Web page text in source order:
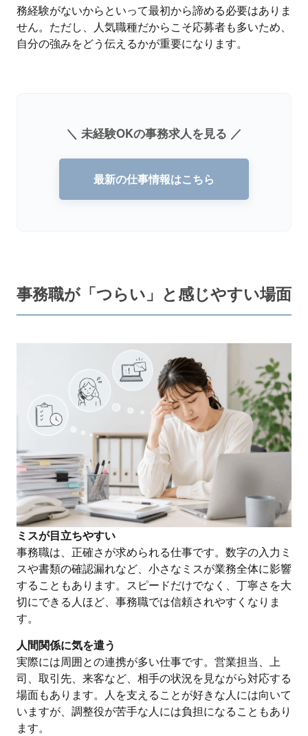
務経験がないからといって最初から諦める必要はありま
せん。ただし、人気職種だからこそ応募者も多いため、
自分の強みをどう伝えるかが重要になります。
＼ 未経験OKの事務求人を見る ／
最新の仕事情報はこちら
事務職が「つらい」と感じやすい場面
ミスが目立ちやすい
事務職は、正確さが求められる仕事です。数字の入力ミ
スや書類の確認漏れなど、小さなミスが業務全体に影響
することもあります。スピードだけでなく、丁寧さを大
切にできる人ほど、事務職では信頼されやすくなりま
す。
人間関係に気を遣う
実際には周囲との連携が多い仕事です。営業担当、上
司、取引先、来客など、相手の状況を見ながら対応する
場面もあります。人を支えることが好きな人には向いて
いますが、調整役が苦手な人には負担になることもあり
ます。